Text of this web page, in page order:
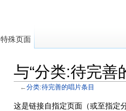
与“分类:待完善
←分类:待完善的唱片条目
这是链接自指定页面（或至指定
特殊页面